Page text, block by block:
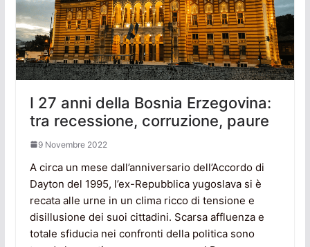
I 27 anni della Bosnia Erzegovina:
tra recessione, corruzione, paure
9 Novembre 2022
A circa un mese dall’anniversario dell’Accordo di
Dayton del 1995, l’ex-Repubblica yugoslava si è
recata alle urne in un clima ricco di tensione e
disillusione dei suoi cittadini. Scarsa affluenza e
totale sfiducia nei confronti della politica sono